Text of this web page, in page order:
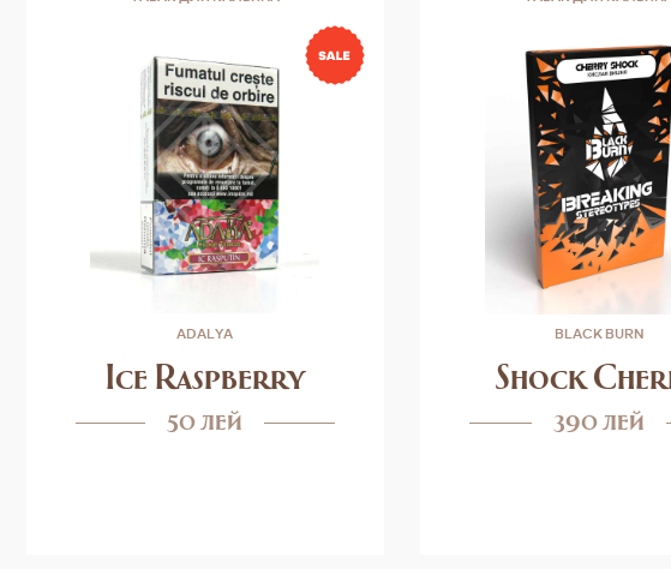
ADALYA
Ice Raspberry
50 лей
BLACK BURN
Shock
390 лей